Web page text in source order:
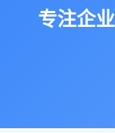
专注企